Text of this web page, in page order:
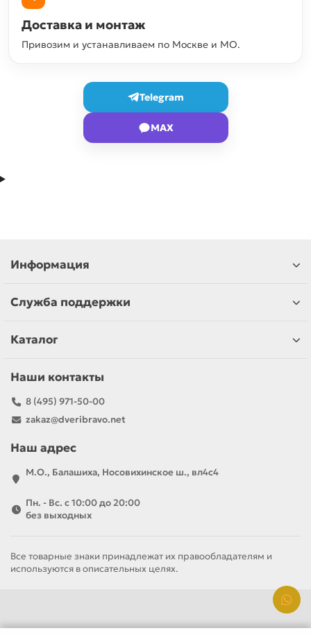
Доставка и монтаж
Привозим и устанавливаем по Москве и МО.
Telegram
MAX
Информация
Служба поддержки
Каталог
Наши контакты
8 (495) 971-50-00
zakaz@dveribravo.net
Наш адрес
М.О., Балашиха, Носовихинское ш., вл4с4
Пн. - Вс. с 10:00 до 20:00
без выходных
Все товарные знаки принадлежат их правообладателям и
используются в описательных целях.